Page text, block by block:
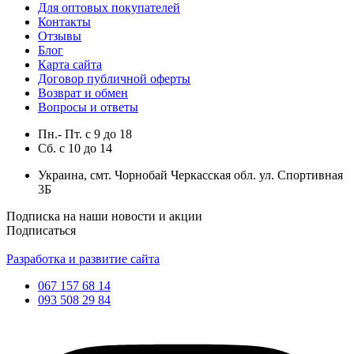
Для оптовых покупателей
Контакты
Отзывы
Блог
Карта сайта
Договор публичной оферты
Возврат и обмен
Вопросы и ответы
Пн.- Пт. с 9 до 18
Сб. с 10 до 14
Украина, смт. Чорнобай Черкасская обл. ул. Спортивная
3Б
Подписка на наши новости и акции
Подписаться
Разработка и развитие сайта
067 157 68 14
093 508 29 84